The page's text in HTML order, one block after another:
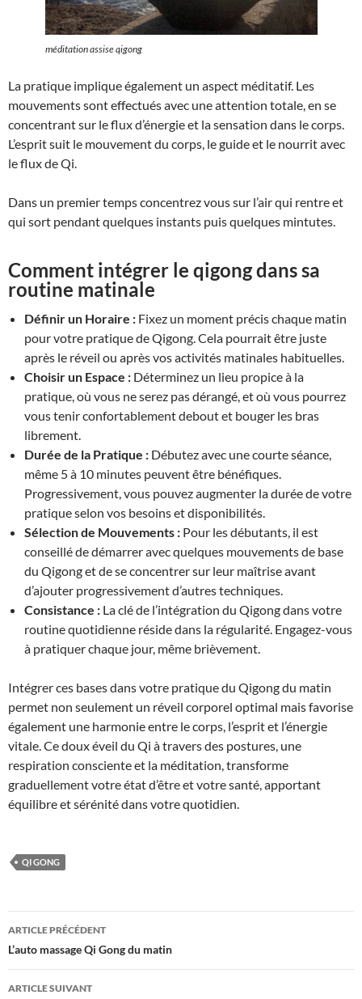
méditation assise qigong
La pratique implique également un aspect méditatif. Les
mouvements sont effectués avec une attention totale, en se
concentrant sur le flux d’énergie et la sensation dans le corps.
L’esprit suit le mouvement du corps, le guide et le nourrit avec
le flux de Qi.
Dans un premier temps concentrez vous sur l’air qui rentre et
qui sort pendant quelques instants puis quelques mintutes.
Comment intégrer le qigong dans sa
routine matinale
Définir un Horaire : Fixez un moment précis chaque matin
pour votre pratique de Qigong. Cela pourrait être juste
après le réveil ou après vos activités matinales habituelles.
Choisir un Espace : Déterminez un lieu propice à la
pratique, où vous ne serez pas dérangé, et où vous pourrez
vous tenir confortablement debout et bouger les bras
librement.
Durée de la Pratique : Débutez avec une courte séance,
même 5 à 10 minutes peuvent être bénéfiques.
Progressivement, vous pouvez augmenter la durée de votre
pratique selon vos besoins et disponibilités.
Sélection de Mouvements : Pour les débutants, il est
conseillé de démarrer avec quelques mouvements de base
du Qigong et de se concentrer sur leur maîtrise avant
d’ajouter progressivement d’autres techniques.
Consistance : La clé de l’intégration du Qigong dans votre
routine quotidienne réside dans la régularité. Engagez-vous
à pratiquer chaque jour, même brièvement.
Intégrer ces bases dans votre pratique du Qigong du matin
permet non seulement un réveil corporel optimal mais favorise
également une harmonie entre le corps, l’esprit et l’énergie
vitale. Ce doux éveil du Qi à travers des postures, une
respiration consciente et la méditation, transforme
graduellement votre état d’être et votre santé, apportant
équilibre et sérénité dans votre quotidien.
QI GONG
Navigation
des
articles
ARTICLE PRÉCÉDENT
L’auto massage Qi Gong du matin
ARTICLE SUIVANT